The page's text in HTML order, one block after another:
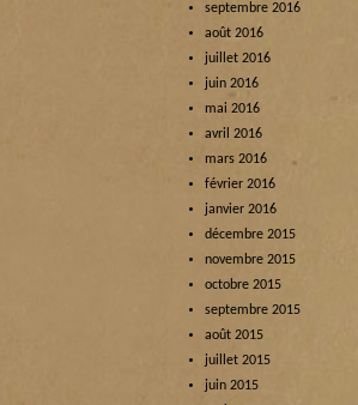
septembre 2016
août 2016
juillet 2016
juin 2016
mai 2016
avril 2016
mars 2016
février 2016
janvier 2016
décembre 2015
novembre 2015
octobre 2015
septembre 2015
août 2015
juillet 2015
juin 2015